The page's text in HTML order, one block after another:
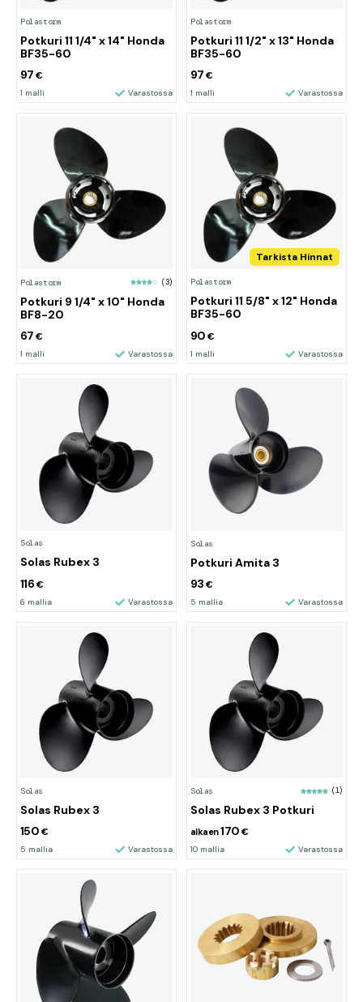
Polastorm
Potkuri 11 1/4" x 14" Honda
BF35-60
97€
1 malli Varastossa
Polastorm
Potkuri 11 1/2" x 13" Honda
BF35-60
97€
1 malli Varastossa
Polastorm (3)
Potkuri 9 1/4" x 10" Honda
BF8-20
67€
1 malli Varastossa
Tarkista Hinnat
Polastorm
Potkuri 11 5/8" x 12" Honda
BF35-60
90€
1 malli Varastossa
Solas
Solas Rubex 3
116 €
6 mallia Varastossa
Solas
Potkuri Amita 3
93€
5 mallia Varastossa
Solas
Solas Rubex 3
150 €
5 mallia Varastossa
Solas (1)
Solas Rubex 3 Potkuri
alkaen170 €
10 mallia Varastossa